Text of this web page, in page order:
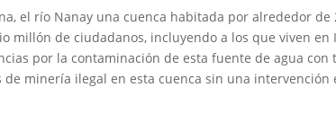
el río Nanay una cuenca habitada por alrededor de
millón de ciudadanos, incluyendo a los que viven en
por la contaminación de esta fuente de agua
de minería ilegal en esta cuenca sin una